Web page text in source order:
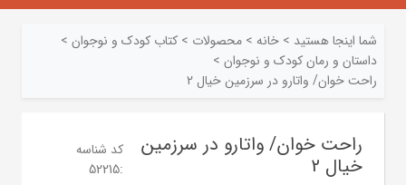
شما اینجا هستید > خانه > محصولات > کتاب کودک و نوجوان >
داستان و رمان کودک و نوجوان >
راحت خوان/ واتارو در سرزمین خیال 2
راحت خوان/ واتارو در سرزمین
خیال 2
کد شناسه
:
52215